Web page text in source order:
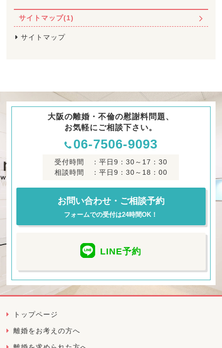
サイトマップ(1)
サイトマップ
大阪の離婚・不倫の慰謝料問題、
お気軽にご相談下さい。
06-7506-9093
受付時間 ：平日9：30～17：30
相談時間 ：平日9：30～18：00
お問い合わせ・ご相談予約
フォームでの受付は24時間OK！
LINE予約
トップページ
離婚をお考えの方へ